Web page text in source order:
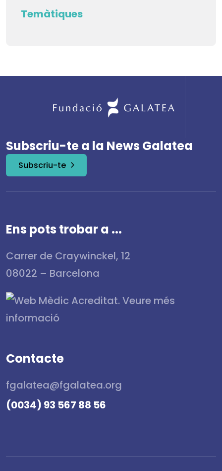
Temàtiques
Subscriu-te a la News Galatea
Subscriu-te
Ens pots trobar a ...
Carrer de Craywinckel, 12
08022 – Barcelona
Contacte
fgalatea@fgalatea.org
(0034) 93 567 88 56